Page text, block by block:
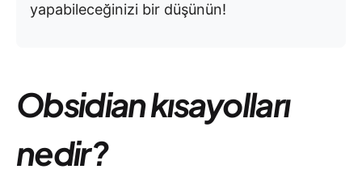
yapabileceğinizi bir düşünün!
Obsidian kısayolları
nedir?